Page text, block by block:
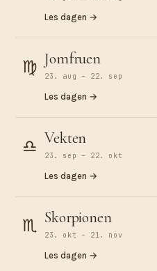
Les dagen →
♍︎ Jomfruen
23. aug – 22. sep
Les dagen →
♎︎ Vekten
23. sep – 22. okt
Les dagen →
♏︎ Skorpionen
23. okt – 21. nov
Les dagen →